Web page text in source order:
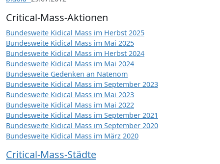
Critical-Mass-Aktionen
Bundesweite Kidical Mass im Herbst 2025
Bundesweite Kidical Mass im Mai 2025
Bundesweite Kidical Mass im Herbst 2024
Bundesweite Kidical Mass im Mai 2024
Bundesweite Gedenken an Natenom
Bundesweite Kidical Mass im September 2023
Bundesweite Kidical Mass im Mai 2023
Bundesweite Kidical Mass im Mai 2022
Bundesweite Kidical Mass im September 2021
Bundesweite Kidical Mass im September 2020
Bundesweite Kidical Mass im März 2020
Critical-Mass-Städte